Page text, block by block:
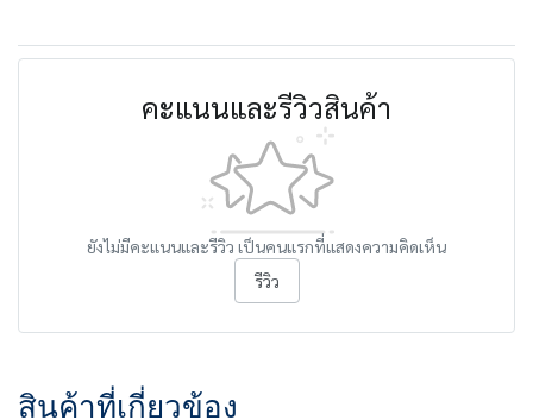
คะแนนและรีวิวสินค้า
ยังไม่มีคะแนนและรีวิว เป็นคนแรกที่แสดงความคิดเห็น
รีวิว
สินค้าที่เกี่ยวข้อง